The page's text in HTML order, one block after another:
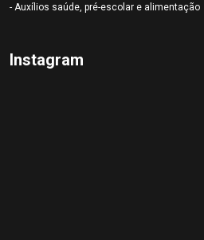
- Auxílios saúde, pré-escolar e alimentação
Instagram